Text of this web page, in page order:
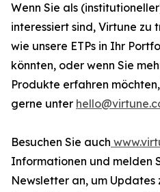
Wenn Sie als
interessiert sind, Virtune zu
wie unsere ETPs in Ihr
könnten, oder wenn Sie
Produkte erfahren
gerne unter
Besuchen Sie auch
Informationen und melden
Newsletter an, um Updates